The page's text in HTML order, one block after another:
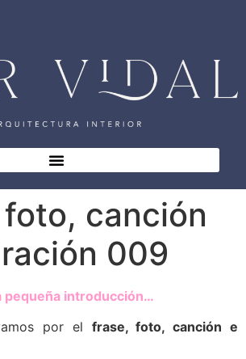
foto, canción
009
pequeña introducción…
por el frase, foto, canción e